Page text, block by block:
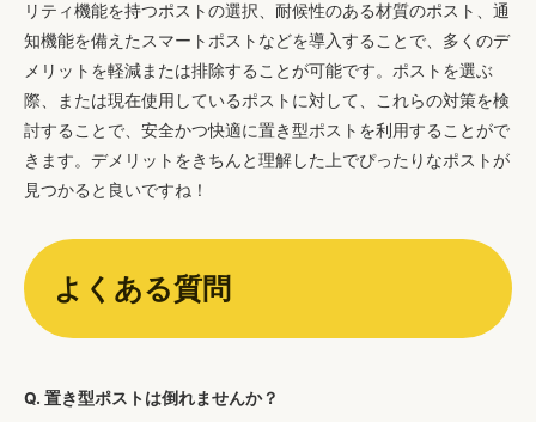
リティ機能を持つポストの選択、耐候性のある材質のポスト、通
知機能を備えたスマートポストなどを導入することで、多くのデ
メリットを軽減または排除することが可能です。ポストを選ぶ
際、または現在使用しているポストに対して、これらの対策を検
討することで、安全かつ快適に置き型ポストを利用することがで
きます。デメリットをきちんと理解した上でぴったりなポストが
見つかると良いですね！
よくある質問
Q. 置き型ポストは倒れませんか？